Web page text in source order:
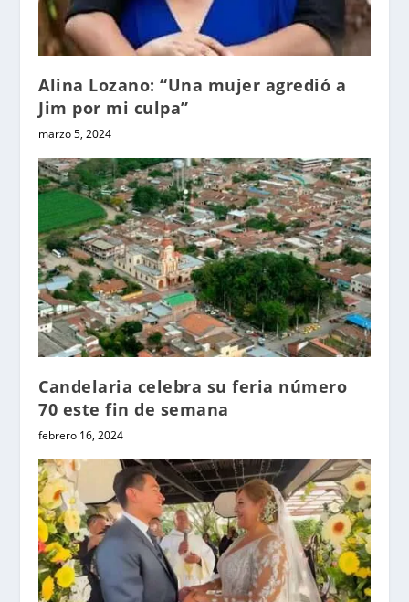
Alina Lozano: “Una mujer agredió a
Jim por mi culpa”
marzo 5, 2024
Candelaria celebra su feria número
70 este fin de semana
febrero 16, 2024